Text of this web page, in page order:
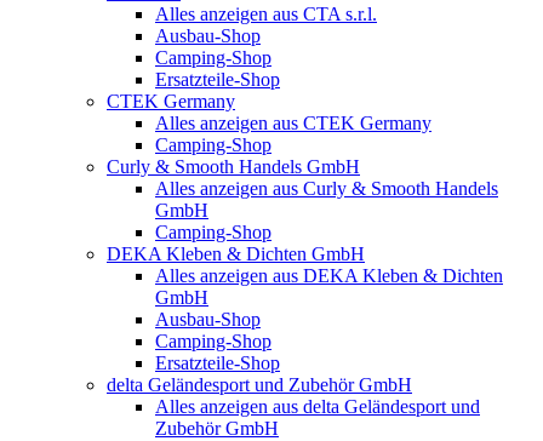
Alles anzeigen aus CTA s.r.l.
Ausbau-Shop
Camping-Shop
Ersatzteile-Shop
CTEK Germany
Alles anzeigen aus CTEK Germany
Camping-Shop
Curly & Smooth Handels GmbH
Alles anzeigen aus Curly & Smooth Handels
GmbH
Camping-Shop
DEKA Kleben & Dichten GmbH
Alles anzeigen aus DEKA Kleben & Dichten
GmbH
Ausbau-Shop
Camping-Shop
Ersatzteile-Shop
delta Geländesport und Zubehör GmbH
Alles anzeigen aus delta Geländesport und
Zubehör GmbH